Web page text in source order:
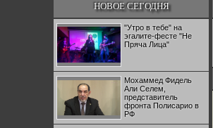
НОВОЕ СЕГОДНЯ
"Утро в тебе" на
эгалите-фесте "Не
Пряча Лица"
Мохаммед Фидель
Али Селем,
представитель
фронта Полисарио в
РФ